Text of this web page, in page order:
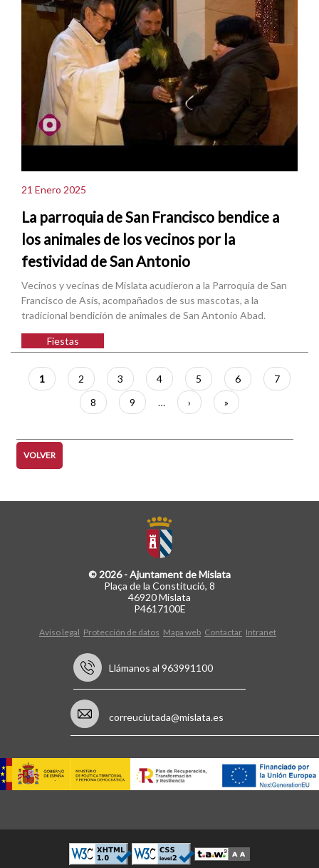
21 Enero 2025
La parroquia de San Francisco bendice a
los animales de los vecinos por la
festividad de San Antonio
Vecinos y vecinas de Mislata acudieron a la Parroquia de San
Francisco de Asís, acompañados de sus mascotas, a la
tradicional bendición de animales de San Antonio Abad.
Fiestas
Paginación
Página
actual
1 Página
2 Página
3 Página
4 Página
5 Página
6 Página
7
Página
8 Página
9 …
Siguiente
página
›
Última
página
»
VOLVER
© 2026 - Ajuntament de Mislata
Plaça de la Constitució, 8
46920 Mislata
P4617100E
Aviso legal Protección de datos Mapa web Contactar Intranet
Llámanos al 963991100
correuciutada@mislata.es